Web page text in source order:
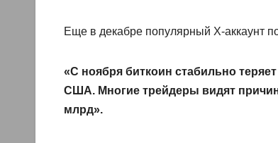
Еще в декабре популярный X-аккаунт
«С ноября биткоин стабильно
США. Многие трейдеры видят
млрд».